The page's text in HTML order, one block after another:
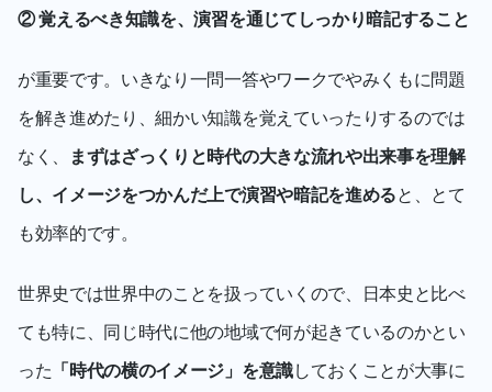
② 覚えるべき知識を、演習を通じてしっかり暗記すること
が重要です。いきなり一問一答やワークでやみくもに問題
を解き進めたり、細かい知識を覚えていったりするのでは
なく、
まずはざっくりと時代の大きな流れや出来事を理解
し、イメージをつかんだ上で演習や暗記を進めると、とて
も効率的です。
世界史では世界中のことを扱っていくので、日本史と比べ
ても特に、同じ時代に他の地域で何が起きているのかとい
った 「時代の横のイメージ」を意識しておくことが大事に